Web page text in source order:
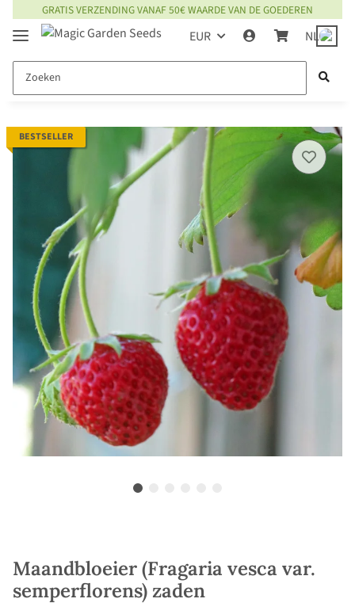
GRATIS VERZENDING VANAF 50€ WAARDE VAN DE GOEDEREN
EUR NL
BESTSELLER
Maandbloeier (Fragaria vesca var.
semperflorens) zaden